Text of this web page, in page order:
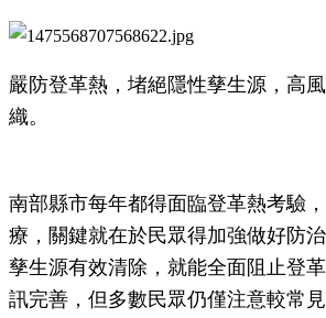
嚴防登革熱，堵絕隱性孳生源，高
織。
南部縣市每年都得面臨登革熱考驗
療，關鍵就在於民眾得加強做好防
孳生源有效清除，就能全面阻止登
訊完善，但多數民眾仍僅注意較常